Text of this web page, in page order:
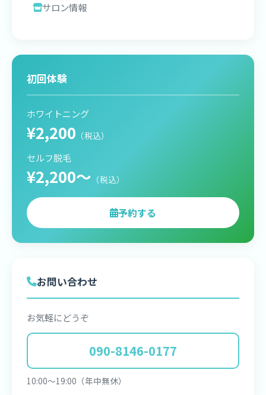
サロン情報
初回体験
ホワイトニング
¥2,200 （税込）
セルフ脱毛
¥2,200〜 （税込）
予約する
お問い合わせ
お気軽にどうぞ
090-8146-0177
10:00〜19:00（年中無休）